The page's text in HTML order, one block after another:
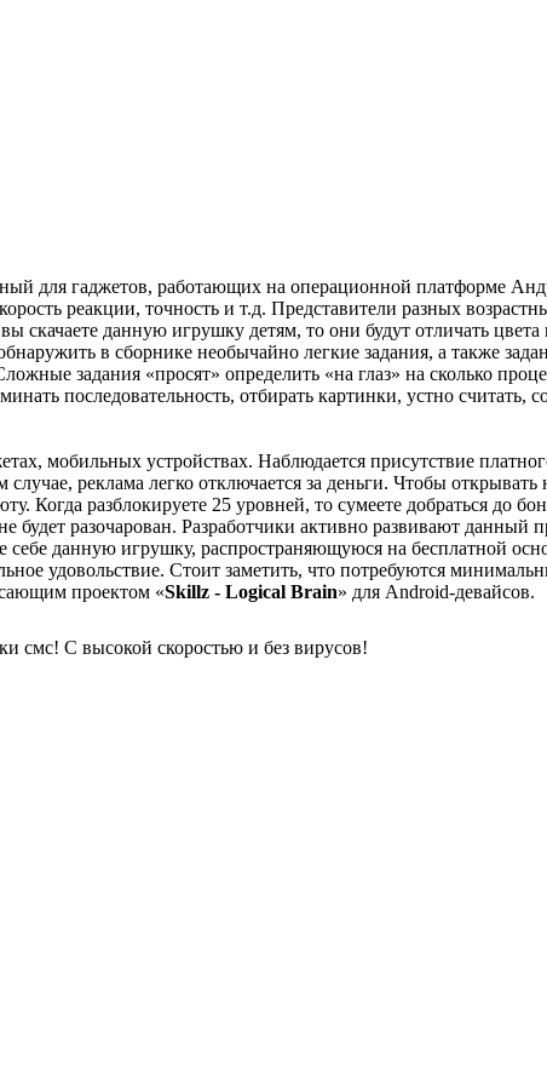
для гаджетов, работающих на операционной платформе
реакции, точность и т.д. Представители разных
данную игрушку детям, то они будут отличать цвета
в сборнике необычайно легкие задания, а также
задания «просят» определить «на глаз» на сколько
последовательность, отбирать картинки, устно считать,
мобильных устройствах. Наблюдается присутствие
реклама легко отключается за деньги. Чтобы
Когда разблокируете 25 уровней, то сумеете добраться до
будет разочарован. Разработчики активно развивают данный
себе данную игрушку, распространяющуюся на бесплатной
удовольствие. Стоит заметить, что потребуются
проектом «Skillz - Logical Brain» для Android-девайсов.
смс! С высокой скоростью и без вирусов!